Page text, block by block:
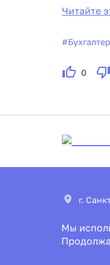
Читайте
#Бухгалтер
0
Мы
г.